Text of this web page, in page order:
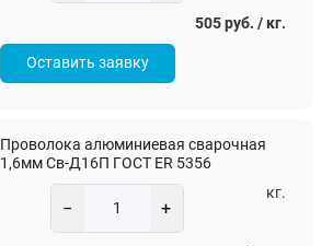
505 руб. / кг.
Оставить заявку
Проволока алюминиевая сварочная
1,6мм Св-Д16П ГОСТ ER 5356
− +
кг.